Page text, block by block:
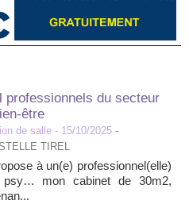
professionnels du secteur
être
de salle - 15/10/2025 -
TIREL
à un(e) professionnel(elle)
psy… mon cabinet de 30m2,